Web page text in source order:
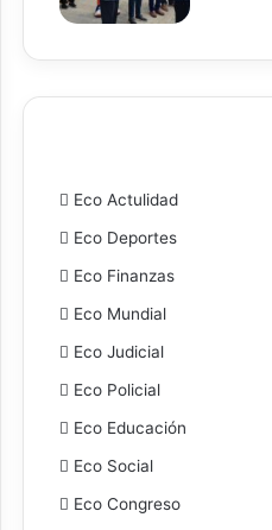
Eco Actulidad
Eco Deportes
Eco Finanzas
Eco Mundial
Eco Judicial
Eco Policial
Eco Educación
Eco Social
Eco Congreso